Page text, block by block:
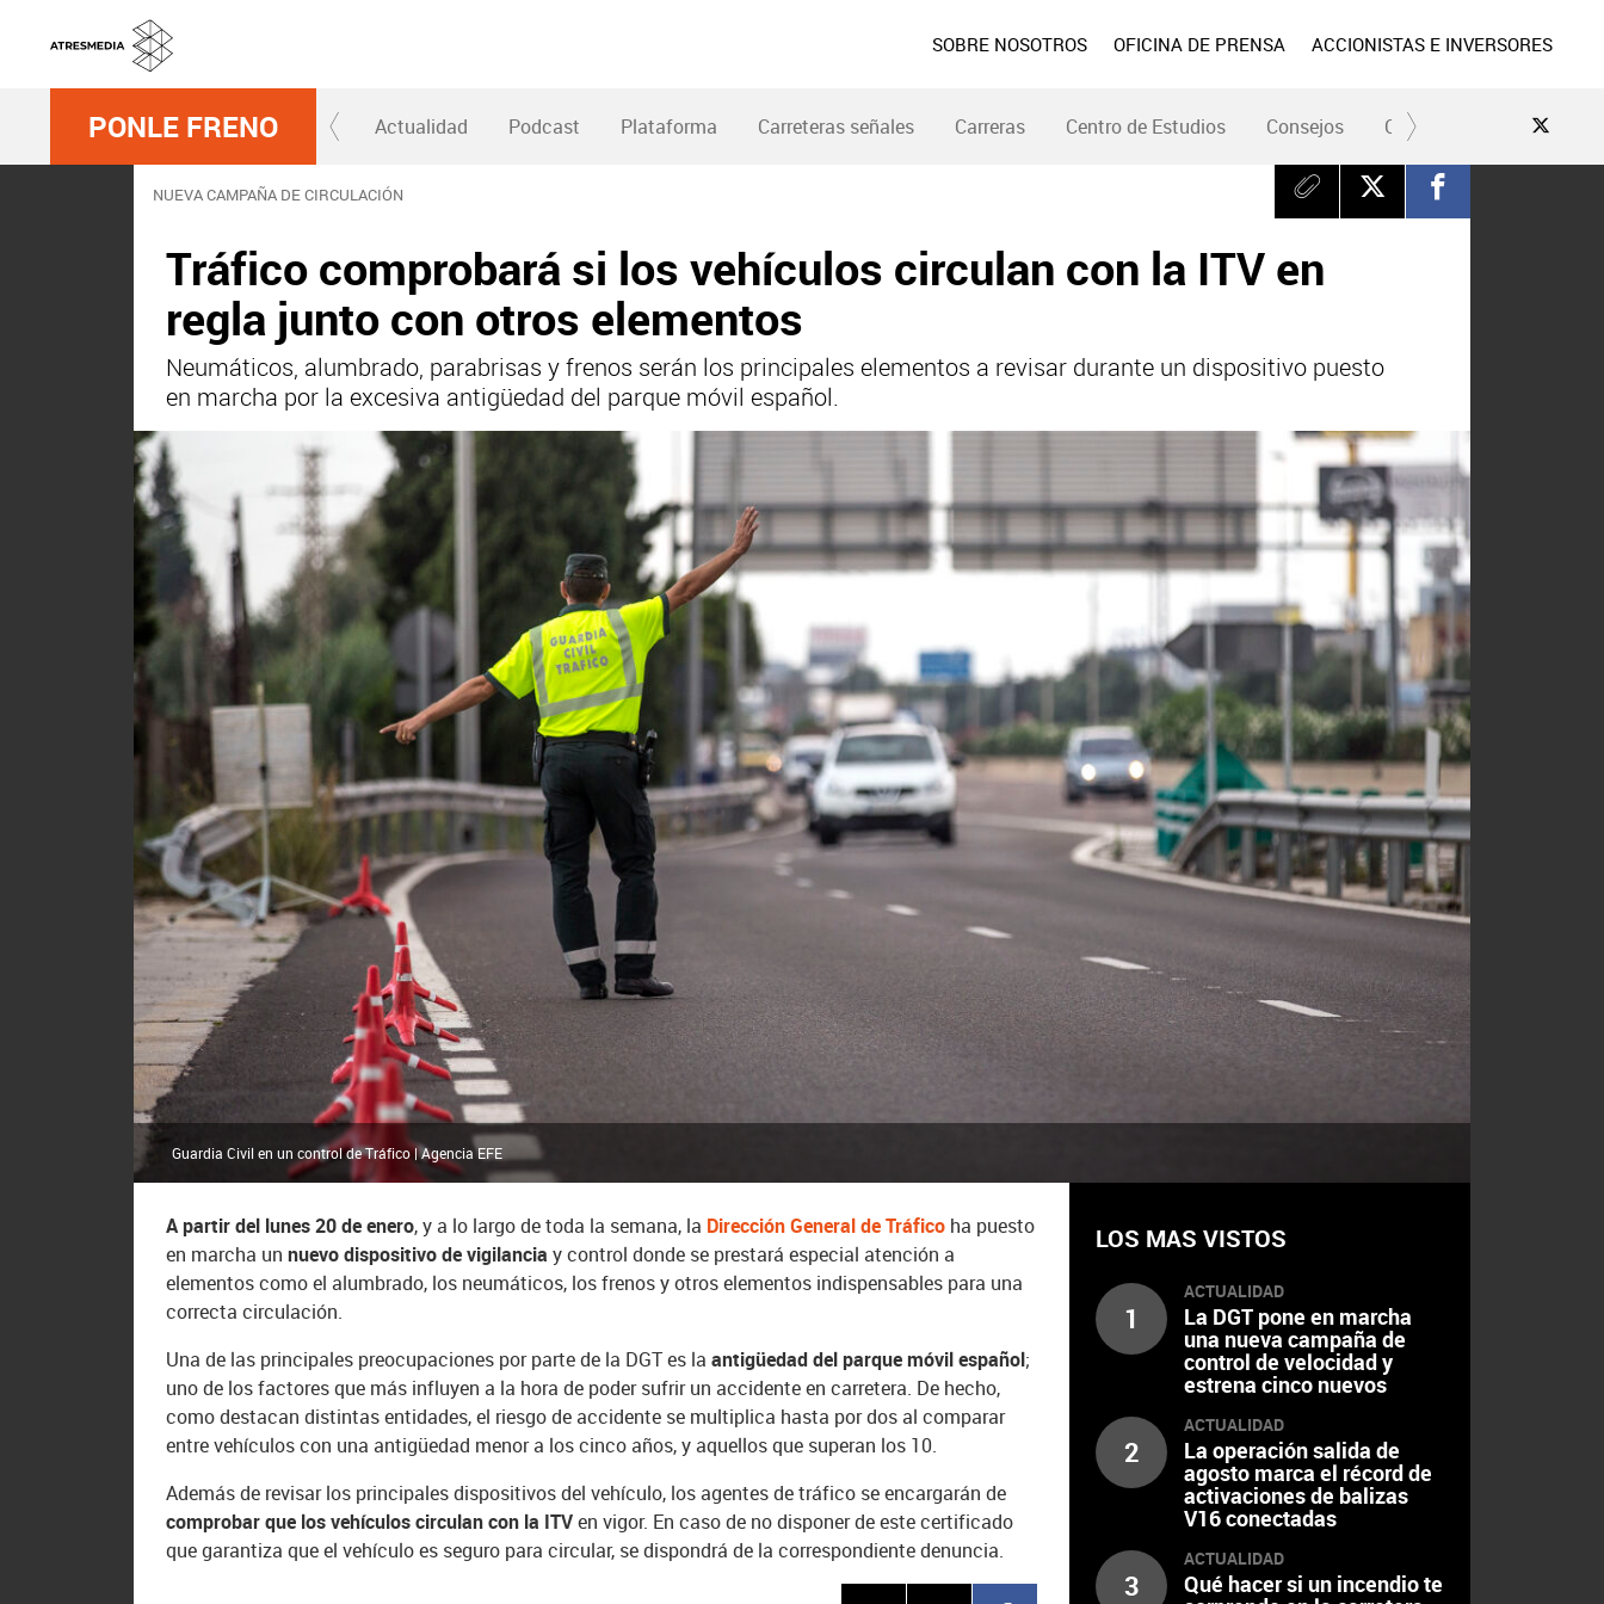
SOBRE NOSOTROS OFICINA DE PRENSA ACCIONISTAS E INVERSORES
PONLE FRENO Actualidad Podcast Plataforma Carreteras señales Carreras Centro de Estudios Consejos Conduce Seguro
NUEVA CAMPAÑA DE CIRCULACIÓN
Tráfico comprobará si los vehículos circulan con la ITV en
regla junto con otros elementos
Neumáticos, alumbrado, parabrisas y frenos serán los principales elementos a revisar durante un dispositivo puesto
en marcha por la excesiva antigüedad del parque móvil español.
Guardia Civil en un control de Tráfico | Agencia EFE
A partir del lunes 20 de enero, y a lo largo de toda la semana, la Dirección General de Tráfico ha puesto
en marcha unnuevo dispositivo de vigilancia y control donde se prestará especial atención a
elementos como el alumbrado, los neumáticos, los frenos y otros elementos indispensables para una
correcta circulación.
Una de las principales preocupaciones por parte de la DGT es laantigüedad del parque móvil español;
uno de los factores que más influyen a la hora de poder sufrir un accidente en carretera. De hecho,
como destacan distintas entidades, el riesgo de accidente se multiplica hasta por dos al comparar
entre vehículos con una antigüedad menor a los cinco años, y aquellos que superan los 10.
Además de revisar los principales dispositivos del vehículo, los agentes de tráfico se encargarán de
comprobar que los vehículos circulan con la ITVen vigor. En caso de no disponer de este certificado
que garantiza que el vehículo es seguro para circular, se dispondrá de la correspondiente denuncia.
LOS MAS VISTOS
1
ACTUALIDAD
La DGT pone en marcha
una nueva campaña de
control de velocidad y
estrena cinco nuevos
2
ACTUALIDAD
La operación salida de
agosto marca el récord de
activaciones de balizas
V16 conectadas
3
ACTUALIDAD
Qué hacer si un incendio te